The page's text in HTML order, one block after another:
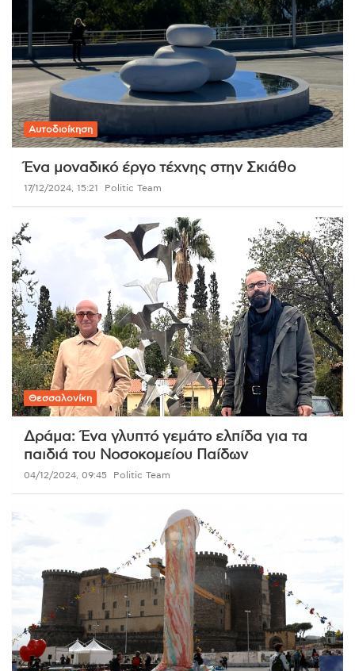
Αυτοδιοίκηση
Ένα μοναδικό έργο τέχνης στην Σκιάθο
17/12/2024, 15:21 Politic Team
Θεσσαλονίκη
Δράμα: Ένα γλυπτό γεμάτο ελπίδα για τα
παιδιά του Νοσοκομείου Παίδων
04/12/2024, 09:45 Politic Team